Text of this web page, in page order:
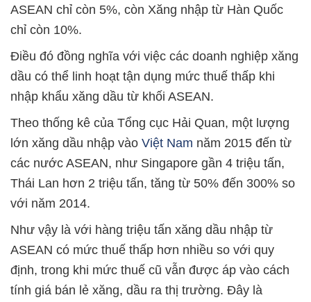
ASEAN chỉ còn 5%, còn Xăng nhập từ Hàn Quốc
chỉ còn 10%.
Điều đó đồng nghĩa với việc các doanh nghiệp xăng
dầu có thể linh hoạt tận dụng mức thuế thấp khi
nhập khẩu xăng dầu từ khối ASEAN.
Theo thống kê của Tổng cục Hải Quan, một lượng
lớn xăng dầu nhập vào Việt Nam năm 2015 đến từ
các nước ASEAN, như Singapore gần 4 triệu tấn,
Thái Lan hơn 2 triệu tấn, tăng từ 50% đến 300% so
với năm 2014.
Như vậy là với hàng triệu tấn xăng dầu nhập từ
ASEAN có mức thuế thấp hơn nhiều so với quy
định, trong khi mức thuế cũ vẫn được áp vào cách
tính giá bán lẻ xăng, dầu ra thị trường. Đây là